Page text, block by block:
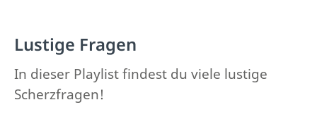
Lustige Fragen
In dieser Playlist findest du viele lustige
Scherzfragen!